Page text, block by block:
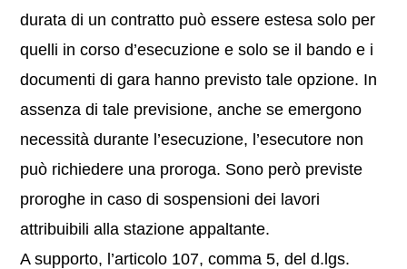
durata di un contratto può essere estesa solo per
quelli in corso d’esecuzione e solo se il bando e i
documenti di gara hanno previsto tale opzione. In
assenza di tale previsione, anche se emergono
necessità durante l’esecuzione, l’esecutore non
può richiedere una proroga. Sono però previste
proroghe in caso di sospensioni dei lavori
attribuibili alla stazione appaltante.
A supporto, l’articolo 107, comma 5, del d.lgs.